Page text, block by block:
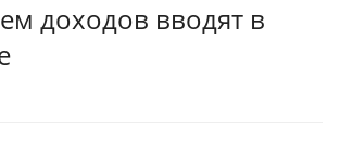
доходов вводят в